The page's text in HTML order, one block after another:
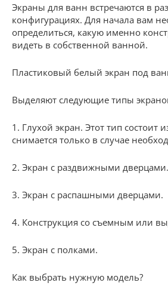
Экраны для ванн встречаются в
конфигурациях. Для начала вам
определиться, какую именно
видеть в собственной ванной.
Пластиковый белый экран под
Выделяют следующие типы
1. Глухой экран. Этот тип состоит
снимается только в случае
2. Экран с раздвижными дверцами.
3. Экран с распашными дверцами.
4. Конструкция со съемным или
5. Экран с полками.
Как выбрать нужную модель?